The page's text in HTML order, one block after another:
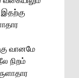
இதற்கு
வானமே
நிறம்